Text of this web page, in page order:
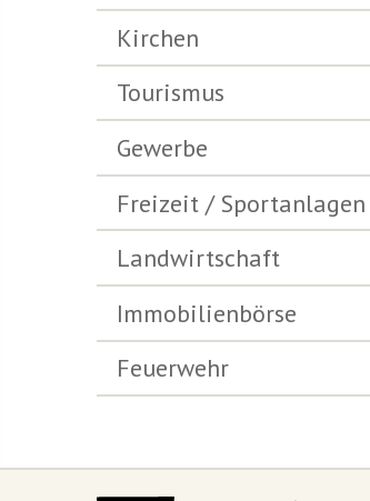
Kirchen
Tourismus
Gewerbe
Freizeit / Sportanlagen
Landwirtschaft
Immobilienbörse
Feuerwehr